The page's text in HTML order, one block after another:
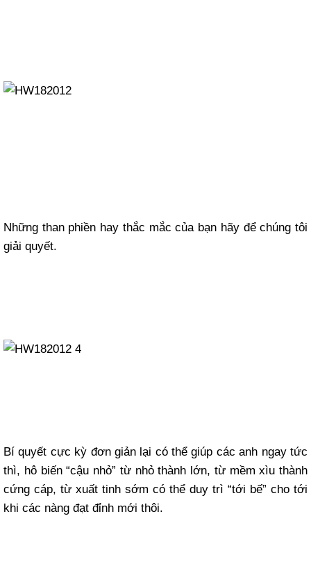
Những than phiền hay thắc mắc của bạn hãy để chúng tôi
giải quyết.
Bí quyết cực kỳ đơn giản lại có thể giúp các anh ngay tức
thì, hô biến “cậu nhỏ” từ nhỏ thành lớn, từ mềm xìu thành
cứng cáp, từ xuất tinh sớm có thể duy trì “tới bế” cho tới
khi các nàng đạt đỉnh mới thôi.